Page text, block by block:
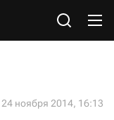
24 ноября 2014, 16:13